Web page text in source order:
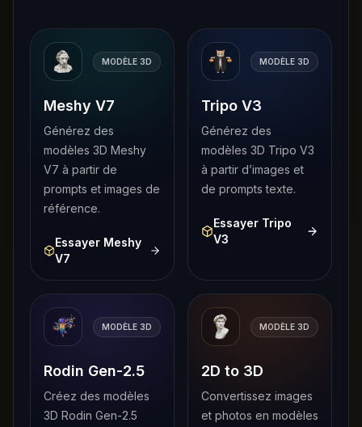
MODÈLE 3D
Meshy V7
Générez des
modèles 3D Meshy
V7 à partir de
prompts et images de
référence.
Essayer Meshy
V7
MODÈLE 3D
Tripo V3
Générez des
modèles 3D Tripo V3
à partir d’images et
de prompts texte.
Essayer Tripo
V3
MODÈLE 3D
Rodin Gen-2.5
Créez des modèles
3D Rodin Gen-2.5
MODÈLE 3D
2D to 3D
Convertissez images
et photos en modèles